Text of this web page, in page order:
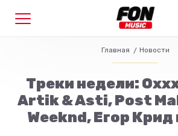
Главная Новости
Треки недели:
Artik & Asti, Post
Weeknd, Егор Крид